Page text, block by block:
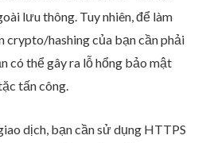
lưu thông. Tuy nhiên, để làm
crypto/hashing của bạn cần phải
có thể gây ra lỗ hổng bảo mật
tấn công.
dịch, bạn cần sử dụng HTTPS